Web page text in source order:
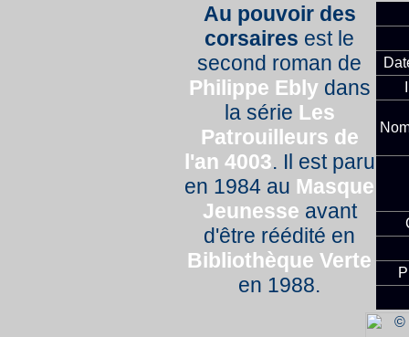
Au pouvoir des
corsaires est le
second roman de
Philippe Eblydans
la série Les
Patrouilleurs de
l'an 4003. Il est paru
en 1984 au Masque
Jeunesse avant
d'être réédité en
Bibliothèque Verte
en 1988.